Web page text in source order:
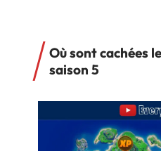
Où sont cachées
saison 5